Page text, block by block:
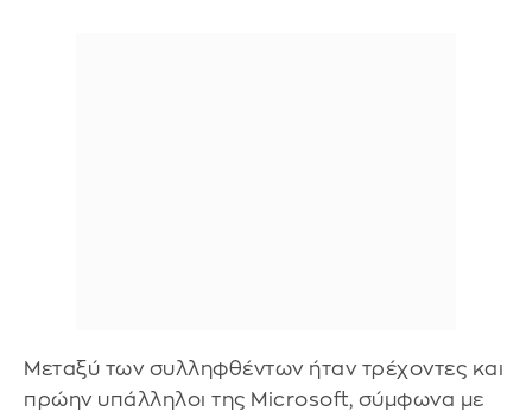
Μεταξύ των συλληφθέντων ήταν τρέχοντες και
πρώην υπάλληλοι της Microsoft, σύμφωνα με